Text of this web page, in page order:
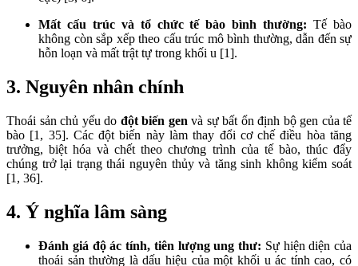
Mất cấu trúc và tổ chức tế bào bình thường: Tế bào
không còn sắp xếp theo cấu trúc mô bình thường, dẫn đến sự
hỗn loạn và mất trật tự trong khối u [1].
3. Nguyên nhân chính
Thoái sản chủ yếu do đột biến gen và sự bất ổn định bộ gen của tế
bào [1, 35]. Các đột biến này làm thay đổi cơ chế điều hòa tăng
trưởng, biệt hóa và chết theo chương trình của tế bào, thúc đẩy
chúng trở lại trạng thái nguyên thủy và tăng sinh không kiểm soát
[1, 36].
4. Ý nghĩa lâm sàng
Đánh giá độ ác tính, tiên lượng ung thư: Sự hiện diện của
thoái sản thường là dấu hiệu của một khối u ác tính cao, có